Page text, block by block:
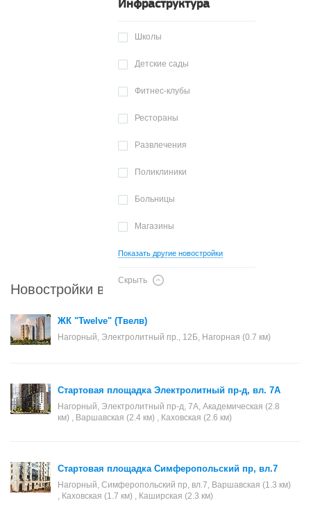
Инфраструктура
Школы
Детские сады
Фитнес-клубы
Рестораны
Развлечения
Поликлиники
Больницы
Магазины
Показать другие новостройки
Скрыть
Новостройки в районе Нагорный
ЖК "Twelve" (Твелв)
Нагорный, Электролитный пр., 12Б, Нагорная (0.7 км)
Стартовая площадка Электролитный пр-д, вл. 7А
Нагорный, Электролитный пр-д, 7А, Академическая (2.8
км) , Варшавская (2.4 км) , Каховская (2.6 км)
Стартовая площадка Симферопольский пр, вл.7
Нагорный, Симферопольский пр, вл.7, Варшавская (1.3 км)
, Каховская (1.7 км) , Каширская (2.3 км)